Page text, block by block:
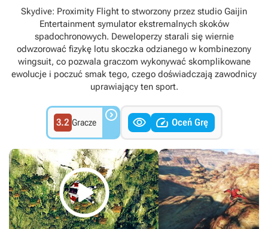
Skydive: Proximity Flight to stworzony przez studio Gaijin
Entertainment symulator ekstremalnych skoków
spadochronowych. Deweloperzy starali się wiernie
odwzorować fizykę lotu skoczka odzianego w kombinezony
wingsuit, co pozwala graczom wykonywać skomplikowane
ewolucje i poczuć smak tego, czego doświadczają zawodnicy
uprawiający ten sport.
3.2 Gracze    Oceń Grę
